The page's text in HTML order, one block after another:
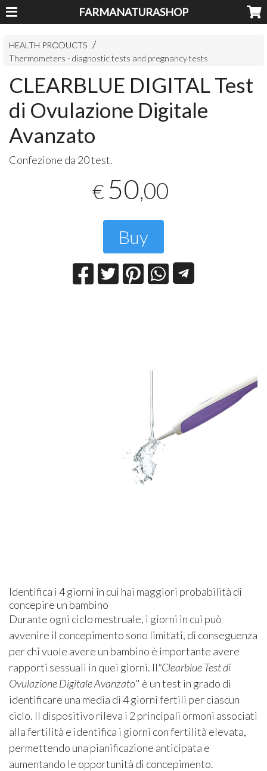
FARMANATURASHOP
HEALTH PRODUCTS
Thermometers - diagnostic tests and pregnancy tests
CLEARBLUE DIGITAL Test
di Ovulazione Digitale
Avanzato
Confezione da 20 test.
€ 50,00
Buy
Identifica i 4 giorni in cui hai maggiori probabilità di
concepire un bambino
Durante ogni ciclo mestruale, i giorni in cui può
avvenire il concepimento sono limitati, di conseguenza
per chi vuole avere un bambino è importante avere
rapporti sessuali in quei giorni. Il"Clearblue Test di
Ovulazione Digitale Avanzato" è un test in grado di
identificare una media di 4 giorni fertili per ciascun
ciclo. Il dispositivo rileva i 2 principali ormoni associati
alla fertilità e identifica i giorni con fertilità elevata,
permettendo una pianificazione anticipata e
aumentando le opportunità di concepimento.